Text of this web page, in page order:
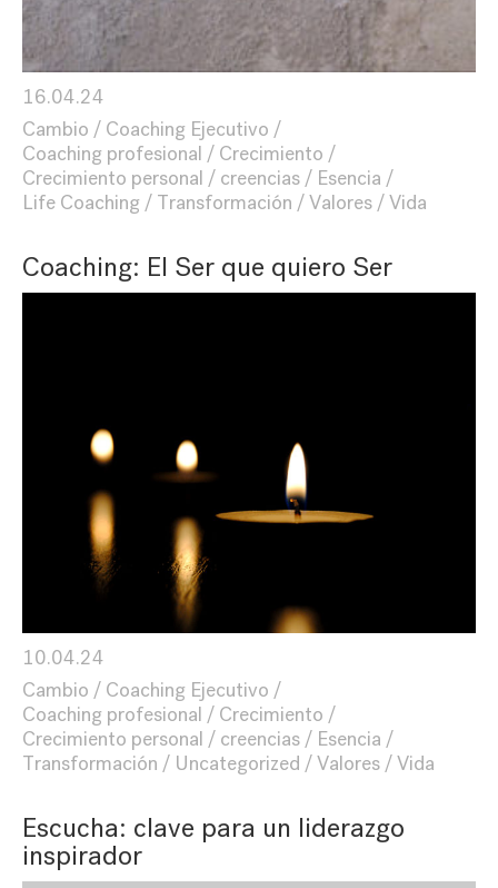
16.04.24
Cambio
Coaching Ejecutivo
Coaching profesional
Crecimiento
Crecimiento personal
creencias
Esencia
Life Coaching
Transformación Valores Vida
Coaching: El Ser que quiero Ser
10.04.24
Cambio
Coaching Ejecutivo
Coaching profesional
Crecimiento
Crecimiento personal
creencias
Esencia
Transformación
Uncategorized Valores Vida
Escucha: clave para un liderazgo
inspirador